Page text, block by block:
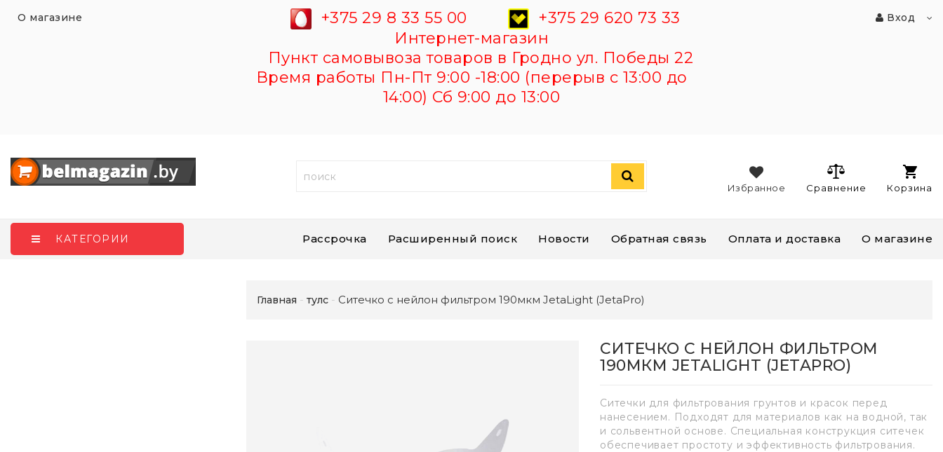
О магазине +375 29 8 33 55 00
+375 29 620 73 33
Интернет-магазин
Пункт самовывоза товаров в Гродно ул. Победы 22
Время работы Пн-Пт 9:00 -18:00 (перерыв с 13:00 до
14:00) Сб 9:00 до 13:00
Вход
Корзина
Сравнение
Избранное
КАТЕГОРИИ Рассрочка Расширенный поиск Новости Обратная связь Оплата и доставка О магазине
Главная тулс Ситечко с нейлон фильтром 190мкм JetaLight (JetaPro)
СИТЕЧКО С НЕЙЛОН ФИЛЬТРОМ
190МКМ JETALIGHT (JETAPRO)
Ситечки для фильтрования грунтов и красок перед
нанесением. Подходят для материалов как на водной, так
и сольвентной основе. Специальная конструкция ситечек
обеспечивает простоту и эффективность фильтрования.